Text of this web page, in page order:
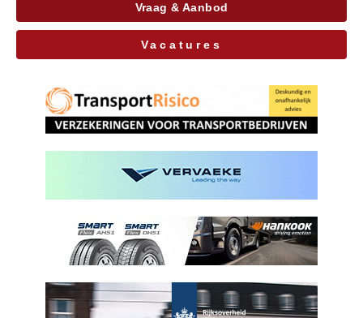
Vraag & Aanbod
Vacatures